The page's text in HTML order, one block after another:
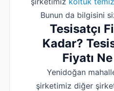
Bunun da bilgisini
Tesisatçı
Kadar?
Fiyatı
Yenidoğan
şirketimiz diğer